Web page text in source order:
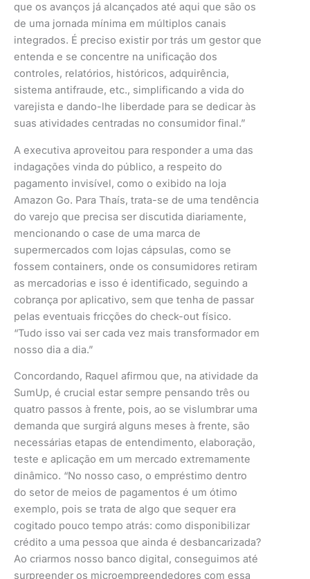
que os avanços já alcançados até aqui que são os
de uma jornada mínima em múltiplos canais
integrados. É preciso existir por trás um gestor que
entenda e se concentre na unificação dos
controles, relatórios, históricos, adquirência,
sistema antifraude, etc., simplificando a vida do
varejista e dando-lhe liberdade para se dedicar às
suas atividades centradas no consumidor final.”
A executiva aproveitou para responder a uma das
indagações vinda do público, a respeito do
pagamento invisível, como o exibido na loja
Amazon Go. Para Thaís, trata-se de uma tendência
do varejo que precisa ser discutida diariamente,
mencionando o case de uma marca de
supermercados com lojas cápsulas, como se
fossem containers, onde os consumidores retiram
as mercadorias e isso é identificado, seguindo a
cobrança por aplicativo, sem que tenha de passar
pelas eventuais fricções do check-out físico.
“Tudo isso vai ser cada vez mais transformador em
nosso dia a dia.”
Concordando, Raquel afirmou que, na atividade da
SumUp, é crucial estar sempre pensando três ou
quatro passos à frente, pois, ao se vislumbrar uma
demanda que surgirá alguns meses à frente, são
necessárias etapas de entendimento, elaboração,
teste e aplicação em um mercado extremamente
dinâmico. “No nosso caso, o empréstimo dentro
do setor de meios de pagamentos é um ótimo
exemplo, pois se trata de algo que sequer era
cogitado pouco tempo atrás: como disponibilizar
crédito a uma pessoa que ainda é desbancarizada?
Ao criarmos nosso banco digital, conseguimos até
surpreender os microempreendedores com essa